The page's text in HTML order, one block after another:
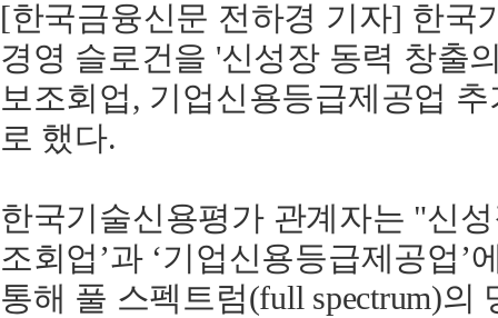
[한국금융신문 전하경 기자] 한국
경영 슬로건을 '신성장 동력 창출
보조회업, 기업신용등급제공업
로 했다.
한국기술신용평가 관계자는 "신
조회업’과 ‘기업신용등급제공업’
통해 풀 스펙트럼(full spectrum)의